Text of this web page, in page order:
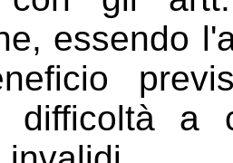
essendo
difficoltà a